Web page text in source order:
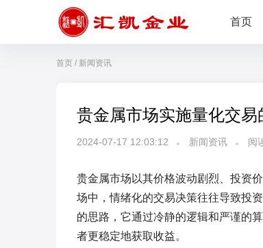
首页
首页 / 新闻资讯
贵金属市场实施量化交易
2024-07-17 12:03:12 新闻资讯 阅
贵金属市场以其价格波动剧烈、投资
场中，情绪化的交易决策往往导致投
的思路，它通过冷静的逻辑和严谨的
者更稳定地获取收益。